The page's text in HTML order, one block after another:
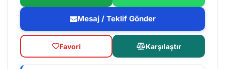
Mesaj / Teklif Gönder
Favori Karşılaştır